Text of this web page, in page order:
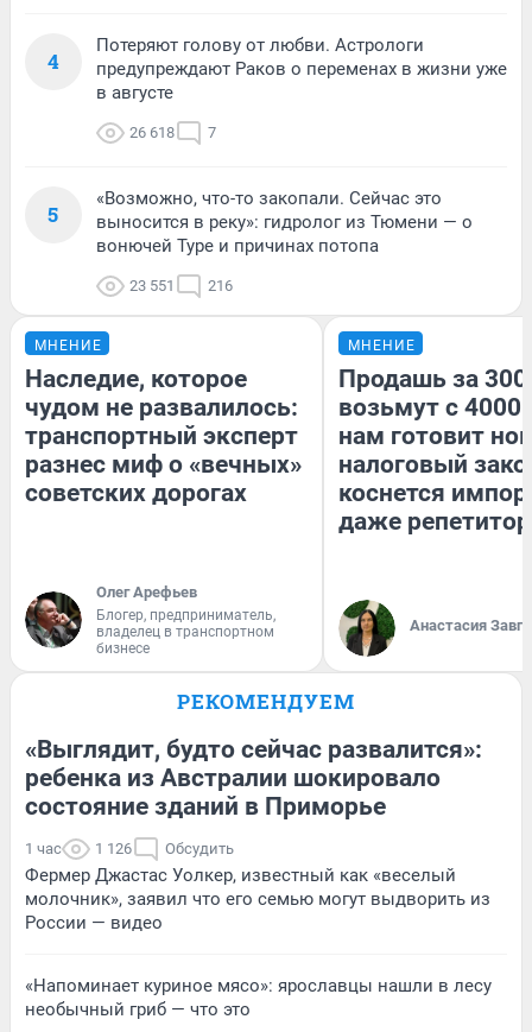
4
Потеряют голову от любви. Астрологи
предупреждают Раков о переменах в жизни уже
в августе
26 618 7
5
«Возможно, что-то закопали. Сейчас это
выносится в реку»: гидролог из Тюмени — о
вонючей Туре и причинах потопа
23 551 216
МНЕНИЕ
Наследие, которое
чудом не развалилось:
транспортный эксперт
разнес миф о «вечных»
советских дорогах
Олег Арефьев
Блогер, предприниматель,
владелец в транспортном
бизнесе
МНЕНИЕ
Продашь за
возьмут с
нам готовит
налоговый
коснется
даже
Анастасия
РЕКОМЕНДУЕМ
«Выглядит, будто сейчас развалится»:
ребенка из Австралии шокировало
состояние зданий в Приморье
1 час 1 126 Обсудить
Фермер Джастас Уолкер, известный как «веселый
молочник», заявил что его семью могут выдворить из
России — видео
«Напоминает куриное мясо»: ярославцы нашли в лесу
необычный гриб — что это